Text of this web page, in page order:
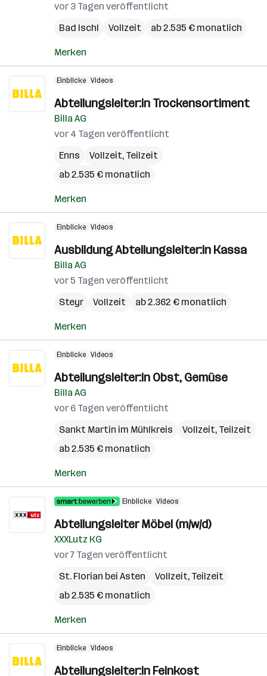
vor 3 Tagen veröffentlicht
Bad Ischl
Vollzeit ab 2.535 € monatlich
Merken
Einblicke Videos
Abteilungsleiter:in Trockensortiment
Billa AG
vor 4 Tagen veröffentlicht
Enns
Vollzeit, Teilzeit
ab 2.535 € monatlich
Merken
Einblicke Videos
Ausbildung Abteilungsleiter:in Kassa
Billa AG
vor 5 Tagen veröffentlicht
Steyr
Vollzeit ab 2.362 € monatlich
Merken
Einblicke Videos
Abteilungsleiter:in Obst, Gemüse
Billa AG
vor 6 Tagen veröffentlicht
Sankt Martin im Mühlkreis
Vollzeit, Teilzeit
ab 2.535 € monatlich
Merken
Einblicke Videos
Abteilungsleiter Möbel (m/w/d)
XXXLutz KG
vor 7 Tagen veröffentlicht
St. Florian bei Asten
Vollzeit, Teilzeit
ab 2.535 € monatlich
Merken
Einblicke Videos
Abteilungsleiter:in Feinkost